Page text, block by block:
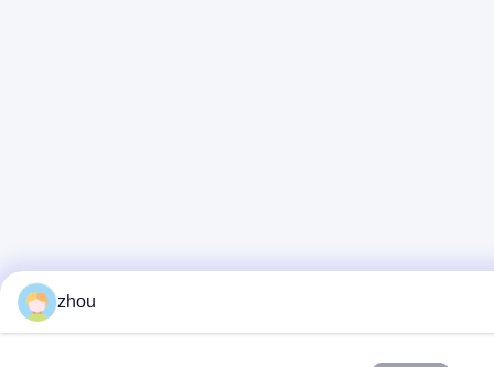
zhou